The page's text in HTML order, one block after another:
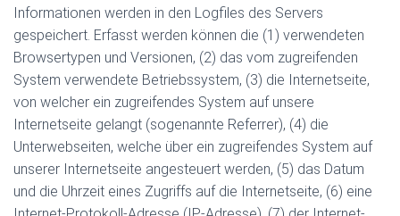
Informationen werden in den Logfiles des Servers
gespeichert. Erfasst werden können die (1) verwendeten
Browsertypen und Versionen, (2) das vom zugreifenden
System verwendete Betriebssystem, (3) die Internetseite,
von welcher ein zugreifendes System auf unsere
Internetseite gelangt (sogenannte Referrer), (4) die
Unterwebseiten, welche über ein zugreifendes System auf
unserer Internetseite angesteuert werden, (5) das Datum
und die Uhrzeit eines Zugriffs auf die Internetseite, (6) eine